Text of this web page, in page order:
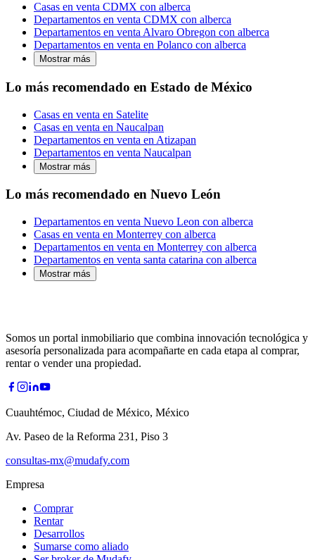
Casas en venta CDMX con alberca
Departamentos en venta CDMX con alberca
Departamentos en venta Alvaro Obregon con alberca
Departamentos en venta en Polanco con alberca
Mostrar más
Lo más recomendado en Estado de México
Casas en venta en Satelite
Casas en venta en Naucalpan
Departamentos en venta en Atizapan
Departamentos en venta Naucalpan
Mostrar más
Lo más recomendado en Nuevo León
Departamentos en venta Nuevo Leon con alberca
Casas en venta en Monterrey con alberca
Departamentos en venta en Monterrey con alberca
Departamentos en venta santa catarina con alberca
Mostrar más
Somos un portal inmobiliario que combina innovación tecnológica y
asesoría personalizada para acompañarte en cada etapa al comprar,
rentar o vender una propiedad.
Cuauhtémoc, Ciudad de México, México
Av. Paseo de la Reforma 231, Piso 3
consultas-mx@mudafy.com
Empresa
Comprar
Rentar
Desarrollos
Sumarse como aliado